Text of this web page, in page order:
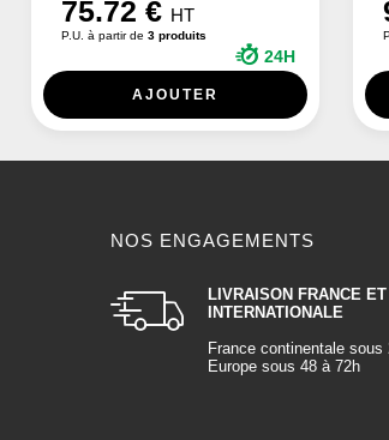
75.72 € HT
P.U. à partir de3 produits
24H
AJOUTER
NOS ENGAGEMENTS
LIVRAISON FRANCE ET
INTERNATIONALE
France continentale sous
Europe sous 48 à 72h